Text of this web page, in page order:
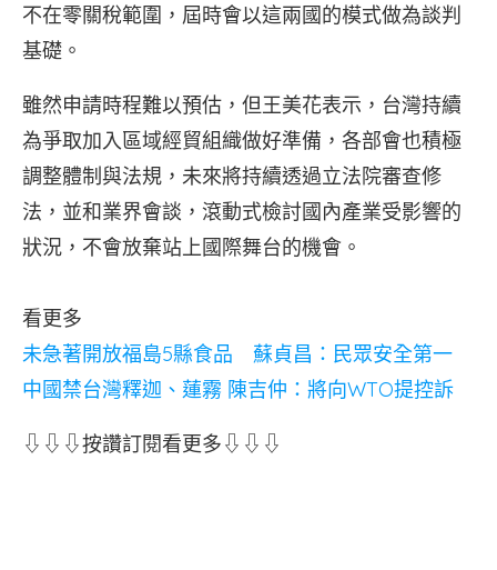
不在零關稅範圍，屆時會以這兩國的模式做為談判
基礎。
雖然申請時程難以預估，但王美花表示，台灣持續
為爭取加入區域經貿組織做好準備，各部會也積極
調整體制與法規，未來將持續透過立法院審查修
法，並和業界會談，滾動式檢討國內產業受影響的
狀況，不會放棄站上國際舞台的機會。
看更多
未急著開放福島5縣食品 蘇貞昌：民眾安全第一
中國禁台灣釋迦、蓮霧 陳吉仲：將向WTO提控訴
⇩⇩⇩按讚訂閱看更多⇩⇩⇩